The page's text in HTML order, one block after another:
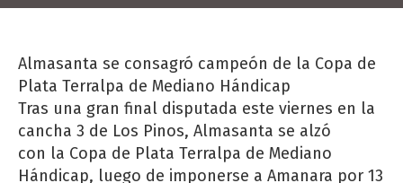
Almasanta se consagró campeón de la Copa de
Plata Terralpa de Mediano Hándicap
Tras una gran final disputada este viernes en la
cancha 3 de Los Pinos, Almasanta se alzó
con la Copa de Plata Terralpa de Mediano
Hándicap, luego de imponerse a Amanara por 13